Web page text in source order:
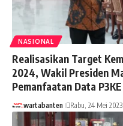
NASIONAL
Realisasikan Target
2024, Wakil Presiden
Pemanfaatan Data P3KE
wartabanten Rabu, 24 Mei 2023